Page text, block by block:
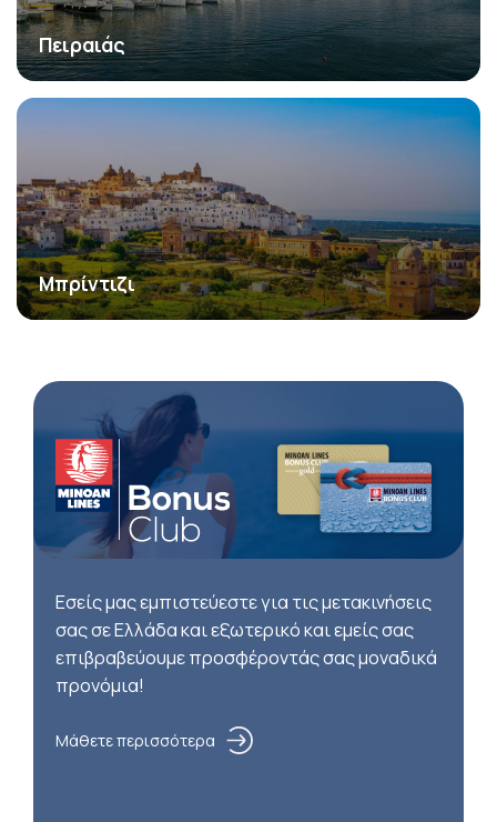
Πειραιάς
Μπρίντιζι
Εσείς μας εμπιστεύεστε για τις μετακινήσεις
σας σε Ελλάδα και εξωτερικό και εμείς σας
επιβραβεύουμε προσφέροντάς σας μοναδικά
προνόμια!
Μάθετε περισσότερα